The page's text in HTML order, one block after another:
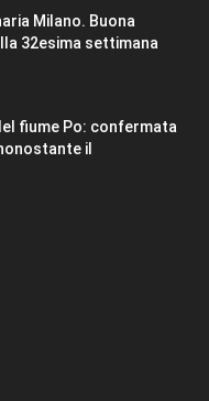
Milano. Buona
32esima settimana
fiume Po: confermata
il